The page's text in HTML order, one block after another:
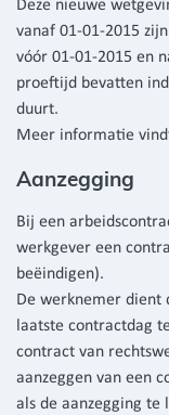
Deze nieuwe
vanaf 01-01-2015
vóór 01-01-2015 en
proeftijd bevatten
duurt.
Meer informatie
Aanzegging
Bij een
werkgever een
beëindigen).
De werknemer dient
laatste contractdag
contract van
aanzeggen van een
als de aanzegging te